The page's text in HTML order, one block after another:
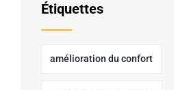
Étiquettes
amélioration du confort